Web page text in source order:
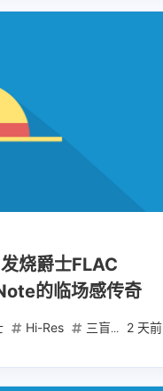
烧爵士FLAC
的临场感传奇
2 天前
Hi-Res 三盲鼠TBM